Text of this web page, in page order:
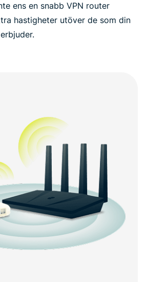
ens en snabb VPN router
hastigheter utöver de som din